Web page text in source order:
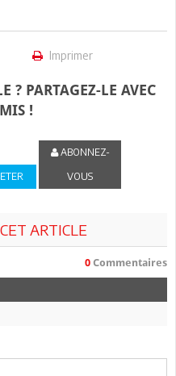
Imprimer
? PARTAGEZ-LE AVEC
!
ABONNEZ-
VOUS
ARTICLE
0 Commentaires